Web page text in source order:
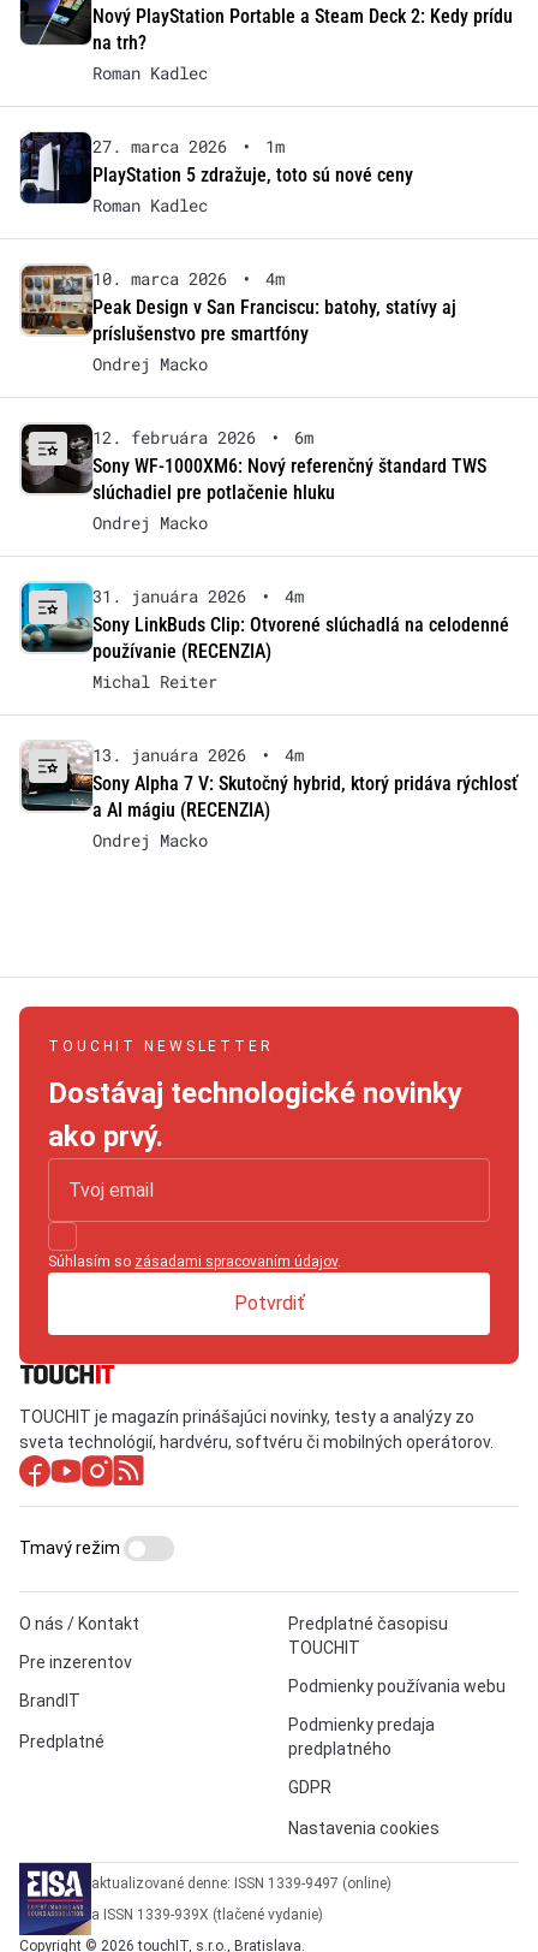
Nový PlayStation Portable a Steam Deck 2: Kedy prídu
na trh?
Roman Kadlec
27. marca 2026 •
1m
PlayStation 5 zdražuje, toto sú nové ceny
Roman Kadlec
10. marca 2026 •
4m
Peak Design v San Franciscu: batohy, statívy aj
príslušenstvo pre smartfóny
Ondrej Macko
12. februára 2026 •
6m
Sony WF-1000XM6: Nový referenčný štandard TWS
slúchadiel pre potlačenie hluku
Ondrej Macko
31. januára 2026 •
4m
Sony LinkBuds Clip: Otvorené slúchadlá na celodenné
používanie (RECENZIA)
Michal Reiter
13. januára 2026 •
4m
Sony Alpha 7 V: Skutočný hybrid, ktorý pridáva rýchlosť
a AI mágiu (RECENZIA)
Ondrej Macko
TOUCHIT NEWSLETTER
Dostávaj technologické novinky
ako prvý.
Súhlasím so zásadami spracovaním údajov.
Potvrdiť
TOUCHIT je magazín prinášajúci novinky, testy a analýzy zo
sveta technológií, hardvéru, softvéru či mobilných operátorov.
O nás / Kontakt
Pre inzerentov
BrandIT
Predplatné
Predplatné časopisu
TOUCHIT
Podmienky používania webu
Podmienky predaja
predplatného
GDPR
Nastavenia cookies
Tmavý režim
aktualizované denne: ISSN 1339-9497 (online)
a ISSN 1339-939X (tlačené vydanie)
Copyright © 2026 touchIT, s.r.o., Bratislava.